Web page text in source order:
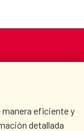
manera eficiente y
detallada